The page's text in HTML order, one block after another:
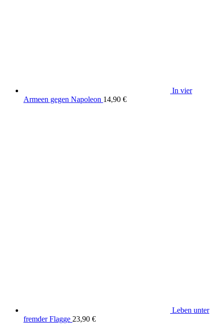
In vier
Armeen gegen Napoleon 14,90 €
Leben unter
fremder Flagge 23,90 €